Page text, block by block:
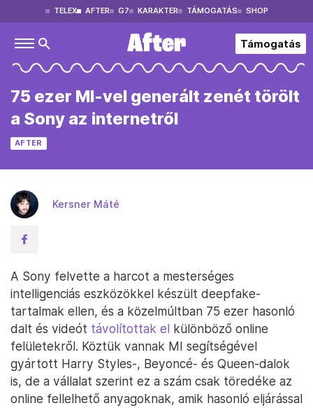
TELEX AFTER G7 KARAKTER TÁMOGATÁS SHOP
Támogatás
75 ezer MI-vel generált zenét törölt
a Sony az internetről
AFTER
Kersner Máté
A Sony felvette a harcot a mesterséges
intelligenciás eszközökkel készült deepfake-
tartalmak ellen, és a közelmúltban 75 ezer hasonló
dalt és videót távolítottak el különböző online
felületekről. Köztük vannak MI segítségével
gyártott Harry Styles-, Beyoncé- és Queen-dalok
is, de a vállalat szerint ez a szám csak töredéke az
online fellelhető anyagoknak, amik hasonló eljárással